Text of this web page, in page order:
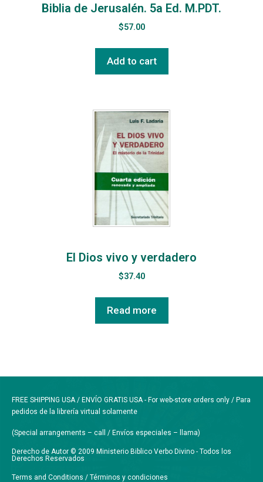
Biblia de Jerusalén. 5a Ed. M.PDT.
$57.00
Add to cart
El Dios vivo y verdadero
$37.40
Read more
FREE SHIPPING USA / ENVÍO GRATIS USA - For web-store orders only / Para
pedidos de la librería virtual solamente
(Special arrangements – call / Envíos especiales – llama)
Derecho de Autor © 2009 Ministerio Biblico Verbo Divino - Todos los
Derechos Reservados
Terms and Conditions / Términos y condiciones